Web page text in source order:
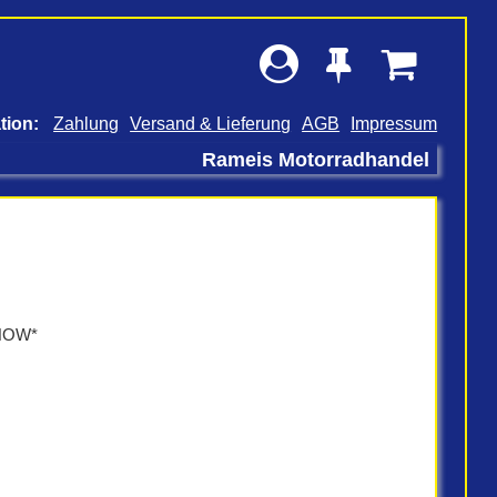
Zahlung Versand & Lieferung AGB Impressum
Rameis Motorradhandel